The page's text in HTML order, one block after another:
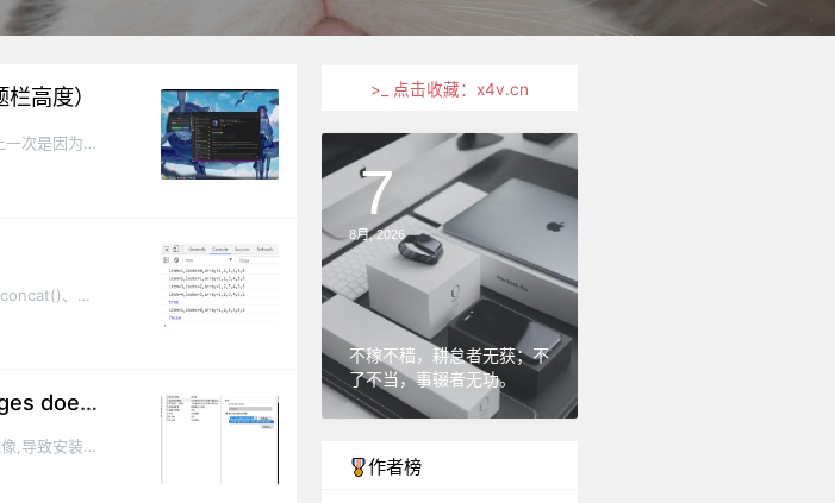
高度）
次是因为
用着舒
、
、
VMware安装最新的CentOS 8，报Section packages does not end with %end错误
,导致安装
动选择我们
>_ 点击收藏：x4v.cn
7
8月,2026
不稼不穑，耕怠者无获；不
了不当，事辍者无功。
作者榜